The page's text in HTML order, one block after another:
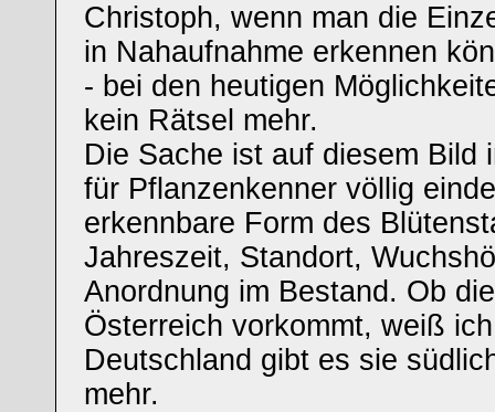
Christoph, wenn man die
in Nahaufnahme erkennen
- bei den heutigen
kein Rätsel mehr.
Die Sache ist auf diesem Bild
für Pflanzenkenner völlig
erkennbare Form des
Jahreszeit, Standort,
Anordnung im Bestand. Ob
Österreich vorkommt, weiß
Deutschland gibt es sie
mehr.